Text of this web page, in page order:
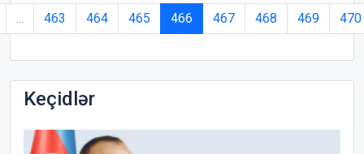
... 463 464 465 466 467 468 469 470
Keçidlər